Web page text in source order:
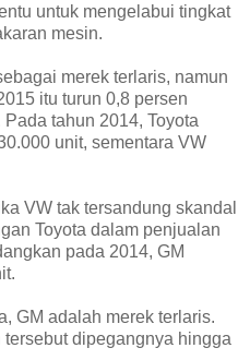
untuk mengelabui tingkat
mesin.
merek terlaris, namun
itu turun 0,8 persen
tahun 2014, Toyota
unit, sementara VW
VW tak tersandung skandal
Toyota dalam penjualan
pada 2014, GM
GM adalah merek terlaris.
dipegangnya hingga